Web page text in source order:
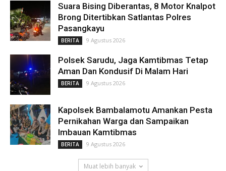
Suara Bising Diberantas, 8 Motor Knalpot
Brong Ditertibkan Satlantas Polres
Pasangkayu
BERITA 9 Agustus 2026
Polsek Sarudu, Jaga Kamtibmas Tetap
Aman Dan Kondusif Di Malam Hari
BERITA 9 Agustus 2026
Kapolsek Bambalamotu Amankan Pesta
Pernikahan Warga dan Sampaikan
Imbauan Kamtibmas
BERITA 9 Agustus 2026
Muat lebih banyak